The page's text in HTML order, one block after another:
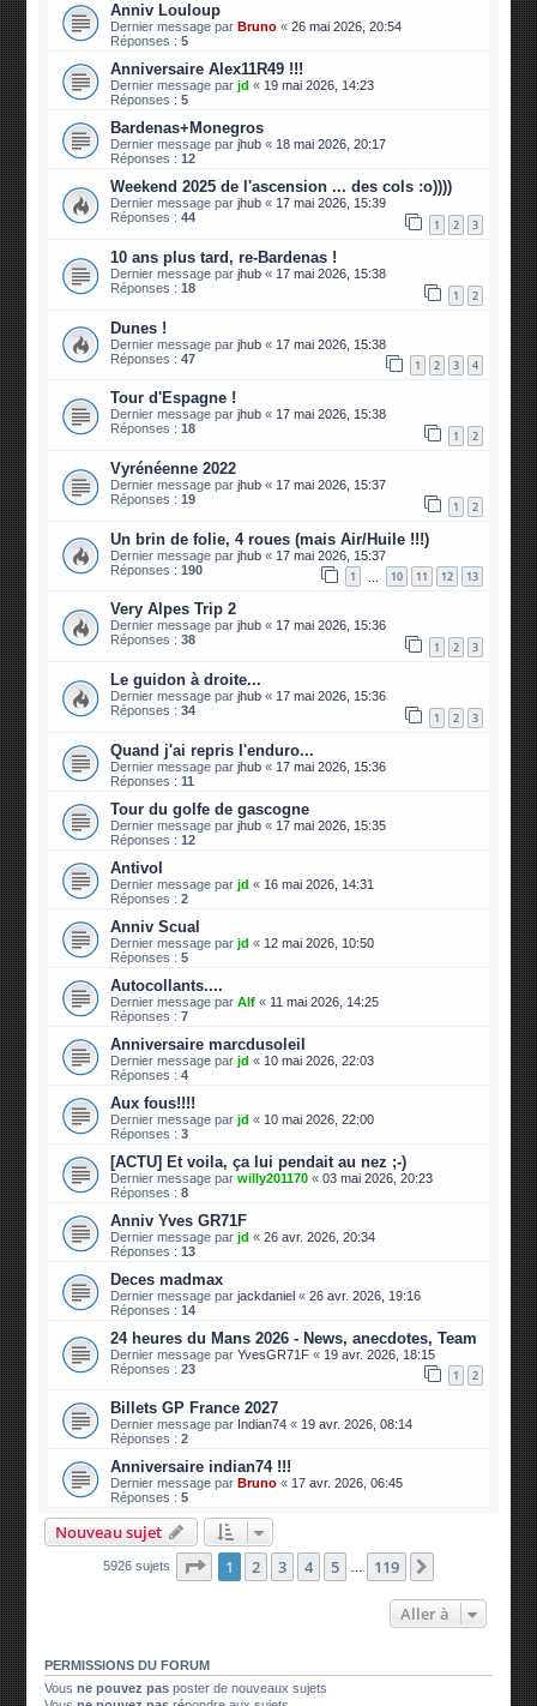
Anniv Louloup
Dernier message par Bruno «26 mai 2026, 20:54
Réponses :5
Anniversaire Alex11R49 !!!
Dernier message parjd «19 mai 2026, 14:23
Réponses :5
Bardenas+Monegros
Dernier message parjhub «18 mai 2026, 20:17
Réponses :12
Weekend 2025 de l'ascension ... des cols :o))))
Dernier message parjhub «17 mai 2026, 15:39
Réponses :44 1 2 3
10 ans plus tard, re-Bardenas !
Dernier message parjhub « 17 mai 2026, 15:38
Réponses :18 1 2
Dunes !
Dernier message parjhub « 17 mai 2026, 15:38
Réponses :47 1 2 3 4
Tour d'Espagne !
Dernier message parjhub « 17 mai 2026, 15:38
Réponses :18 1 2
Vyrénéenne 2022
Dernier message parjhub « 17 mai 2026, 15:37
Réponses :19 1 2
Un brin de folie, 4 roues (mais Air/Huile !!!)
Dernier message parjhub « 17 mai 2026, 15:37
Réponses :190 1 10 11 12 13
Very Alpes Trip 2
Dernier message parjhub « 17 mai 2026, 15:36
Réponses :38 1 2 3
Le guidon à droite...
Dernier message parjhub « 17 mai 2026, 15:36
Réponses :34 1 2 3
Quand j'ai repris l'enduro...
Dernier message parjhub « 17 mai 2026, 15:36
Réponses :11
Tour du golfe de gascogne
Dernier message parjhub « 17 mai 2026, 15:35
Réponses :12
Antivol
Dernier message parjd « 16 mai 2026, 14:31
Réponses :2
Anniv Scual
Dernier message parjd « 12 mai 2026, 10:50
Réponses :5
Autocollants....
Dernier message parAlf « 11 mai 2026, 14:25
Réponses :7
Anniversaire marcdusoleil
Dernier message parjd « 10 mai 2026, 22:03
Réponses :4
Aux fous!!!!
Dernier message parjd « 10 mai 2026, 22:00
Réponses :3
[ACTU] Et voila, ça lui pendait au nez ;-)
Dernier message parwilly201170 «03 mai 2026, 20:23
Réponses :8
Anniv Yves GR71F
Dernier message parjd «26 avr. 2026, 20:34
Réponses :13
Deces madmax
Dernier message parjackdaniel «26 avr. 2026, 19:16
Réponses :14
24 heures du Mans 2026 - News, anecdotes, Team
Dernier message parYvesGR71F « 19 avr. 2026, 18:15
Réponses :23 1 2
Billets GP France 2027
Dernier message par Indian74 « 19 avr. 2026, 08:14
Réponses :2
Anniversaire indian74 !!!
Dernier message parBruno « 17 avr. 2026, 06:45
Réponses :5
Nouveau sujet
5926 sujets Page 1sur119
1 2 3 4 5 119
Aller à
PERMISSIONS DU FORUM
Vousne pouvez pas poster de nouveaux sujets